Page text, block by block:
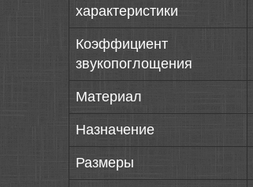
характеристики
Коэффициент
звукопоглощения
Материал
Назначение
Размеры